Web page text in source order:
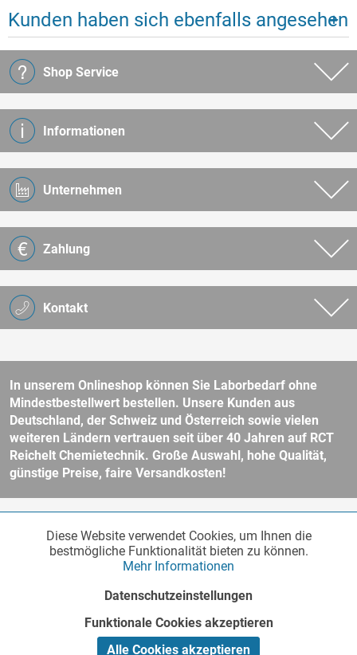
Kunden haben sich ebenfalls angesehen
Kontakt
Shop Service
Informationen
Unternehmen
Zahlung
In unserem Onlineshop können Sie Laborbedarf ohne
Mindestbestellwert bestellen. Unsere Kunden aus
Deutschland, der Schweiz und Österreich sowie vielen
weiteren Ländern vertrauen seit über 40 Jahren auf RCT
Reichelt Chemietechnik. Große Auswahl, hohe Qualität,
günstige Preise, faire Versandkosten!
und ggf. Nachnahmegebühren, wenn nicht anders beschrieben.
Unser Webshop richtet sich an Unternehmer, öffentliche Institute und
andere gewerbliche Kunden im Sinne des § 14 BGB. Kein Verkauf an
für weitere Informationen.
Funktionale Aktiv
Inaktiv
Diese Website verwendet Cookies, um Ihnen die
bestmögliche Funktionalität bieten zu können.
Mehr Informationen
Datenschutzeinstellungen
Funktionale Cookies akzeptieren
Alle Cookies akzeptieren